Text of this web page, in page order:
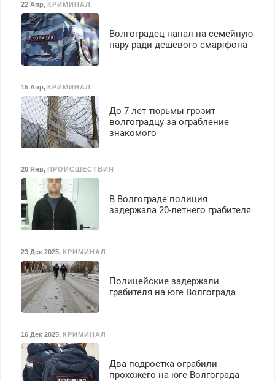
22 Апр, КРИМИНАЛ
Волгоградец напал на семейную
пару ради дешевого смартфона
15 Апр, КРИМИНАЛ
До 7 лет тюрьмы грозит
волгоградцу за ограбление
знакомого
20 Янв, ПРОИСШЕСТВИЯ
В Волгограде полиция
задержала 20-летнего грабителя
23 Дек 2025, КРИМИНАЛ
Полицейские задержали
грабителя на юге Волгограда
16 Дек 2025, КРИМИНАЛ
Два подростка ограбили
прохожего на юге Волгограда